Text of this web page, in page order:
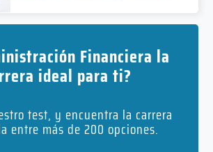
Financiera la
ideal para ti?
test, y encuentra la carrera
entre más de 200 opciones.